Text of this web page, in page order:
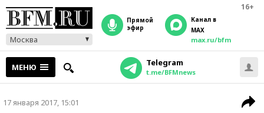
16+
Москва
прямой
эфир
Канал в
MAX
max.ru/bfm
МЕНЮ Telegram
t.me/BFMnews
17 января 2017, 15:01